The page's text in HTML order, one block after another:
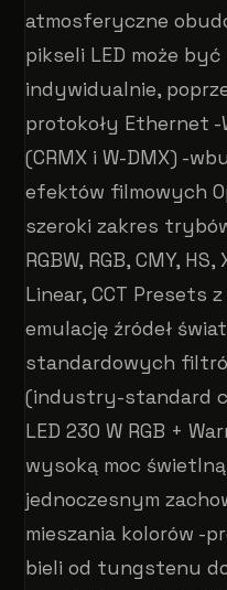
atmosferyczne
pikseli LED może
indywidualnie,
protokoły Ethernet -
(CRMX i W-DMX) -
efektów filmowych
szeroki zakres
RGBW, RGB, CMY,
Linear, CCT Presets
emulację źródeł
standardowych
(industry-standard
LED 230 W RGB +
wysoką moc
jednoczesnym
mieszania kolorów -
bieli od tungstenu